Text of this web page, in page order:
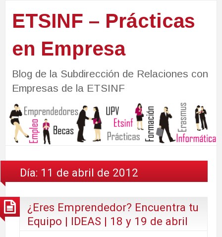
ETSINF – Prácticas
en Empresa
Blog de la Subdirección de Relaciones con
Empresas de la ETSINF
Día: 11 de abril de 2012
¿Eres Emprendedor? Encuentra tu
Equipo | IDEAS | 18 y 19 de abril